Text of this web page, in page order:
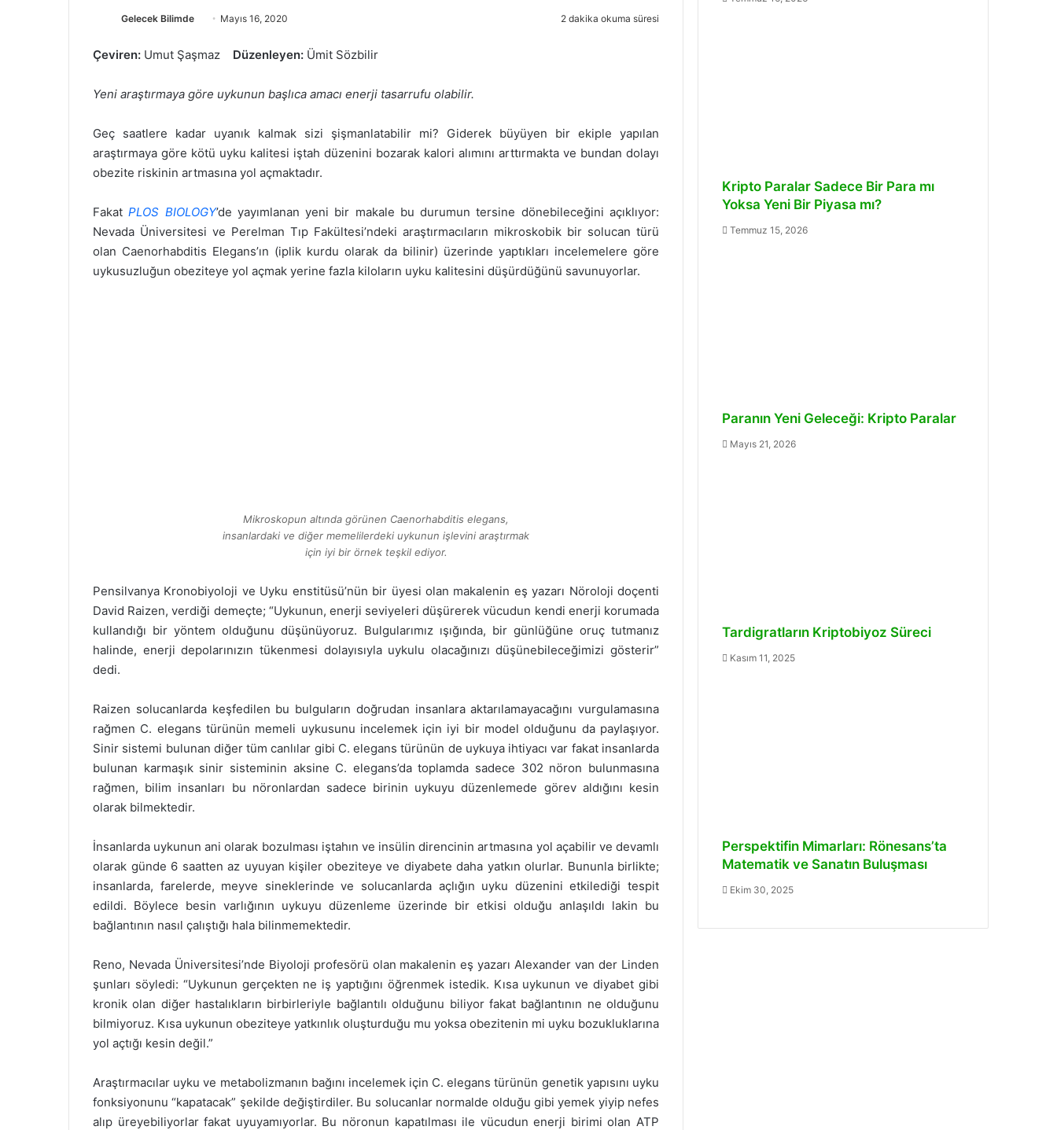
Gelecek Bilimde
l
o
o
n
X
r
-
o
s
t
g
n
d
Mayıs 16, 2020 2 dakika okuma süresi
Çeviren: Umut Şaşmaz Düzenleyen: Ümit Sözbilir
Yeni araştırmaya göre uykunun başlıca amacı enerji tasarrufu olabilir.
Geç saatlere kadar uyanık kalmak sizi şişmanlatabilir mi? Giderek büyüyen bir ekiple yapılan
araştırmaya göre kötü uyku kalitesi iştah düzenini bozarak kalori alımını arttırmakta ve bundan dolayı
obezite riskinin artmasına yol açmaktadır.
FakatPLOS BIOLOGY’de yayımlanan yeni bir makale bu durumun tersine dönebileceğini açıklıyor:
Nevada Üniversitesi ve Perelman Tıp Fakültesi’ndeki araştırmacıların mikroskobik bir solucan türü
olan Caenorhabditis Elegans’ın (iplik kurdu olarak da bilinir) üzerinde yaptıkları incelemelere göre
uykusuzluğun obeziteye yol açmak yerine fazla kiloların uyku kalitesini düşürdüğünü savunuyorlar.
Mikroskopun altında görünen Caenorhabditis elegans,
insanlardaki ve diğer memelilerdeki uykunun işlevini araştırmak
için iyi bir örnek teşkil ediyor.
Pensilvanya Kronobiyoloji ve Uyku enstitüsü’nün bir üyesi olan makalenin eş yazarı Nöroloji doçenti
David Raizen, verdiği demeçte; “Uykunun, enerji seviyeleri düşürerek vücudun kendi enerji korumada
kullandığı bir yöntem olduğunu düşünüyoruz. Bulgularımız ışığında, bir günlüğüne oruç tutmanız
halinde, enerji depolarınızın tükenmesi dolayısıyla uykulu olacağınızı düşünebileceğimizi gösterir”
dedi.
Raizen solucanlarda keşfedilen bu bulguların doğrudan insanlara aktarılamayacağını vurgulamasına
rağmen C. elegans türünün memeli uykusunu incelemek için iyi bir model olduğunu da paylaşıyor.
Sinir sistemi bulunan diğer tüm canlılar gibi C. elegans türünün de uykuya ihtiyacı var fakat insanlarda
bulunan karmaşık sinir sisteminin aksine C. elegans’da toplamda sadece 302 nöron bulunmasına
rağmen, bilim insanları bu nöronlardan sadece birinin uykuyu düzenlemede görev aldığını kesin
olarak bilmektedir.
İnsanlarda uykunun ani olarak bozulması iştahın ve insülin direncinin artmasına yol açabilir ve devamlı
olarak günde 6 saatten az uyuyan kişiler obeziteye ve diyabete daha yatkın olurlar. Bununla birlikte;
insanlarda, farelerde, meyve sineklerinde ve solucanlarda açlığın uyku düzenini etkilediği tespit
edildi. Böylece besin varlığının uykuyu düzenleme üzerinde bir etkisi olduğu anlaşıldı lakin bu
bağlantının nasıl çalıştığı hala bilinmemektedir.
Reno, Nevada Üniversitesi’nde Biyoloji profesörü olan makalenin eş yazarı Alexander van der Linden
şunları söyledi: “Uykunun gerçekten ne iş yaptığını öğrenmek istedik. Kısa uykunun ve diyabet gibi
kronik olan diğer hastalıkların birbirleriyle bağlantılı olduğunu biliyor fakat bağlantının ne olduğunu
bilmiyoruz. Kısa uykunun obeziteye yatkınlık oluşturduğu mu yoksa obezitenin mi uyku bozukluklarına
yol açtığı kesin değil.”
Araştırmacılar uyku ve metabolizmanın bağını incelemek için C. elegans türünün genetik yapısını uyku
fonksiyonunu “kapatacak” şekilde değiştirdiler. Bu solucanlar normalde olduğu gibi yemek yiyip nefes
alıp üreyebiliyorlar fakat uyuyamıyorlar. Bu nöronun kapatılması ile vücudun enerji birimi olan ATP
Kripto Paralar Sadece Bir Para mı
Yoksa Yeni Bir Piyasa mı?
Temmuz 15, 2026
Paranın Yeni Geleceği: Kripto Paralar
Mayıs 21, 2026
Tardigratların Kriptobiyoz Süreci
Kasım 11, 2025
Perspektifin Mimarları: Rönesans’ta
Matematik ve Sanatın Buluşması
Ekim 30, 2025